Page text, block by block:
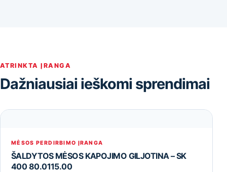
ATRINKTA ĮRANGA
Dažniausiai ieškomi sprendimai
MĖSOS PERDIRBIMO ĮRANGA
ŠALDYTOS MĖSOS KAPOJIMO GILJOTINA – SK
400 80.0115.00